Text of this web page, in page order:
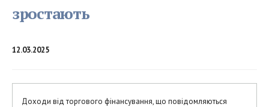
зростають
12.03.2025
Доходи від торгового фінансування, що повідомляються